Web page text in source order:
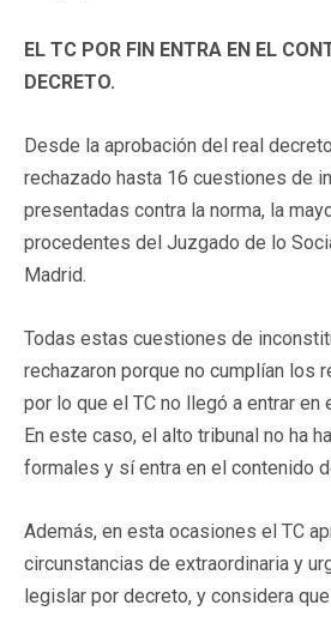
EL TC POR FIN ENTRA EN EL
DECRETO.
Desde la aprobación del real
rechazado hasta 16 cuestiones de
presentadas contra la norma, la
procedentes del Juzgado de lo
Madrid.
Todas estas cuestiones de
rechazaron porque no cumplían los
por lo que el TC no llegó a entrar en
En este caso, el alto tribunal no ha
formales y sí entra en el contenido
Además, en esta ocasiones el TC
circunstancias de extraordinaria y
legislar por decreto, y considera